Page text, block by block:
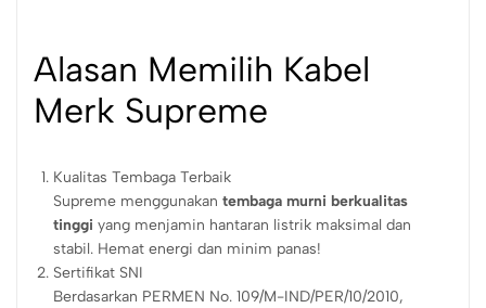
Alasan Memilih Kabel
Merk Supreme
Kualitas Tembaga Terbaik
Supreme menggunakantembaga murni berkualitas
tinggi yang menjamin hantaran listrik maksimal dan
stabil. Hemat energi dan minim panas!
Sertifikat SNI
Berdasarkan PERMEN No. 109/M-IND/PER/10/2010,